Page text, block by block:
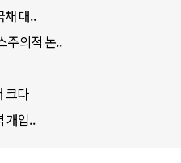
대..
주의적 논..
크다
개입..